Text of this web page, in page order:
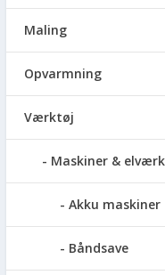
Maling
Opvarmning
Værktøj
Maskiner &
Akku maskiner
Båndsave